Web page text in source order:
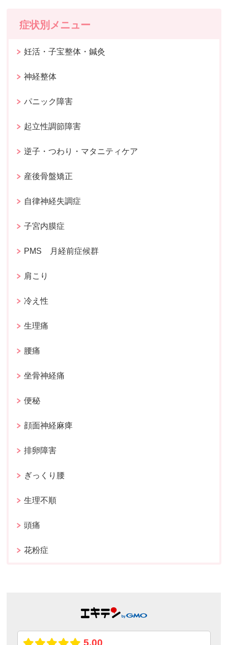
症状別メニュー
妊活・子宝整体・鍼灸
神経整体
パニック障害
起立性調節障害
逆子・つわり・マタニティケア
産後骨盤矯正
自律神経失調症
子宮内膜症
PMS 月経前症候群
肩こり
冷え性
生理痛
腰痛
坐骨神経痛
便秘
顔面神経麻痺
排卵障害
ぎっくり腰
生理不順
頭痛
花粉症